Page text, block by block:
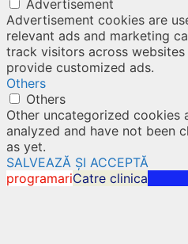
Advertisement
Advertisement cookies are
relevant ads and marketing
track visitors across
provide customized ads.
Others
Others
Other uncategorized cookies
analyzed and have not been
as yet.
SALVEAZĂ ȘI ACCEPTĂ
programariCatre clinica